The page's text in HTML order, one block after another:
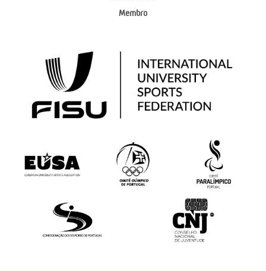
Membro